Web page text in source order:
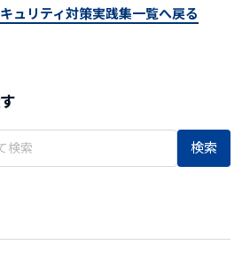
ュリティ対策実践集一覧へ戻る
検索